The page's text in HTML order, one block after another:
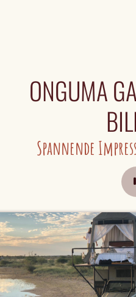
ONGUMA
Spannende